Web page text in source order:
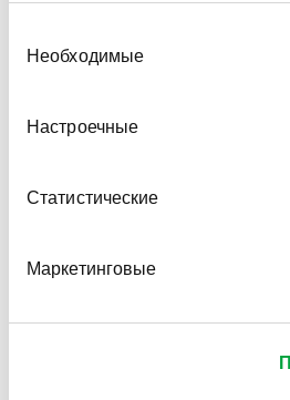
социальным сетям и
рекламой и веб-
предоставленной вами
использовании вами их
согласия
Необходимые
Настроечные
Статистические
Маркетинговые